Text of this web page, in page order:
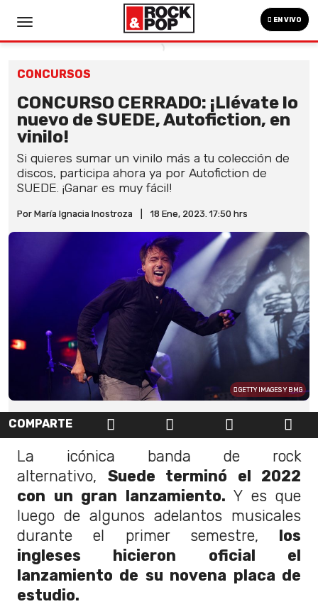
EN VIVO
CONCURSOS
CONCURSO CERRADO: ¡Llévate lo
nuevo de SUEDE, Autofiction, en
vinilo!
Si quieres sumar un vinilo más a tu colección de
discos, participa ahora ya por Autofiction de
SUEDE. ¡Ganar es muy fácil!
Por María Ignacia Inostroza 18 Ene, 2023. 17:50 hrs
GETTY IMAGES Y BMG
COMPARTE
La icónica banda de rock
alternativo, Suede terminó el 2022
con un gran lanzamiento. Y es que
luego de algunos adelantos musicales
durante el primer semestre, los
ingleses hicieron oficial el
lanzamiento de su novena placa de
estudio.